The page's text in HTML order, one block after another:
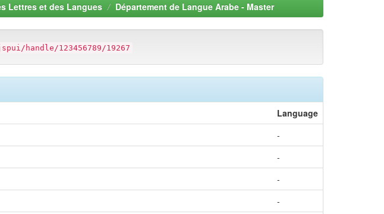
Lettres et des Langues Département de Langue Arabe - Master
handle/123456789/19267
Language
-
-
-
-